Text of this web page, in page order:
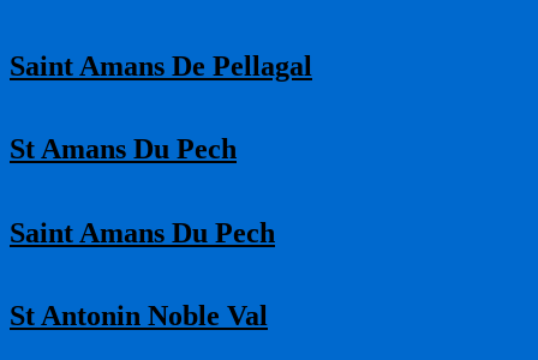
Saint Amans De Pellagal
St Amans Du Pech
Saint Amans Du Pech
St Antonin Noble Val